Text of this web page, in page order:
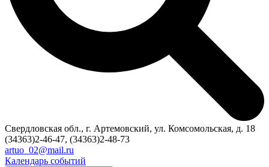
Свердловская обл., г. Артемовский, ул. Комсомольская, д. 18
(34363)2-46-47, (34363)2-48-73
artuo_02@mail.ru
Календарь событий